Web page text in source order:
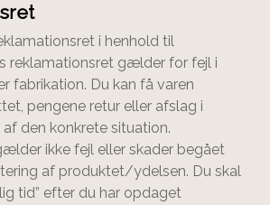
i henhold til
reklamationsret gælder for fejl i
fabrikation. Du kan få varen
pengene retur eller afslag i
den konkrete situation.
ikke fejl eller skader begået
af produktet/ydelsen. Du skal
tid” efter du har opdaget